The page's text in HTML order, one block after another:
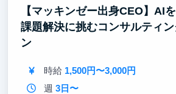
【マッキンゼー出身CEO】AI
課題解決に挑むコンサルティ
ン
時給 1,500円〜3,000円
週 3日〜